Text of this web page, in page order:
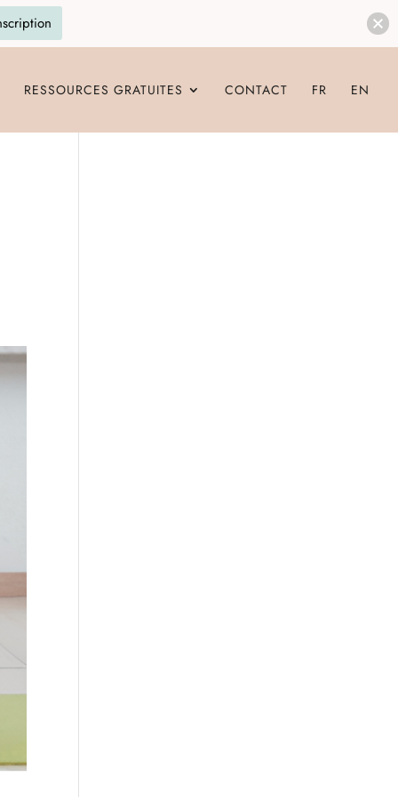
RESSOURCES GRATUITES CONTACT FR EN